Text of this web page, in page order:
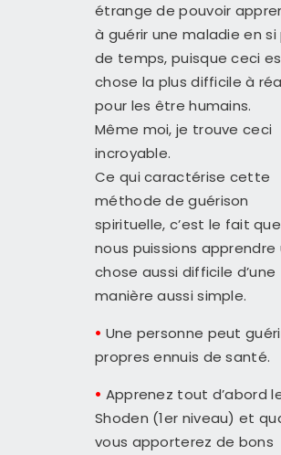
étrange de pouvoir
à guérir une maladie en si
de temps, puisque ceci
chose la plus difficile à
pour les être humains.
Même moi, je trouve ceci
incroyable.
Ce qui caractérise cette
méthode de guérison
spirituelle, c’est le fait que
nous puissions apprendre
chose aussi difficile d’une
manière aussi simple.
• Une personne peut
propres ennuis de santé.
• Apprenez tout d’abord
Shoden (1er niveau) et
vous apporterez de bons